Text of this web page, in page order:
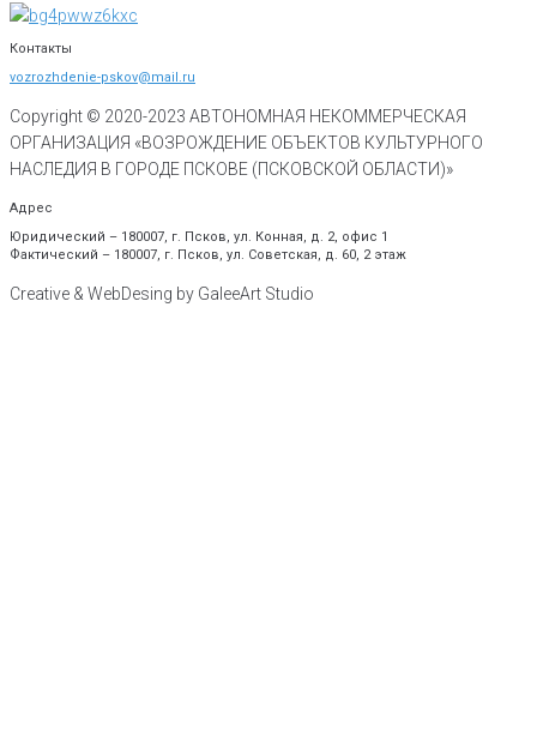
Контакты
vozrozhdenie-pskov@mail.ru
Copyright © 2020-2023 АВТОНОМНАЯ НЕКОММЕРЧЕСКАЯ
ОРГАНИЗАЦИЯ «ВОЗРОЖДЕНИЕ ОБЪЕКТОВ КУЛЬТУРНОГО
НАСЛЕДИЯ В ГОРОДЕ ПСКОВЕ (ПСКОВСКОЙ ОБЛАСТИ)»
Адрес
Юридический – 180007, г. Псков, ул. Конная, д. 2, офис 1
Фактический – 180007, г. Псков, ул. Советская, д. 60, 2 этаж
Creative & WebDesing by GaleeArt Studio